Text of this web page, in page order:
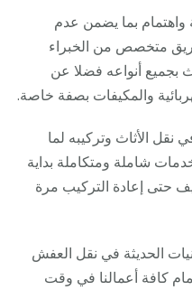
واهتمام بما يضمن عدم
متخصص من الخبراء
بجميع أنواعه فضلا عن
والمكيفات بصفة خاصة.
الأثاث وتركيبه لما
شاملة ومتكاملة بداية
حتى إعادة التركيب مرة
الحديثة في نقل العفش
كافة أعمالنا في وقت